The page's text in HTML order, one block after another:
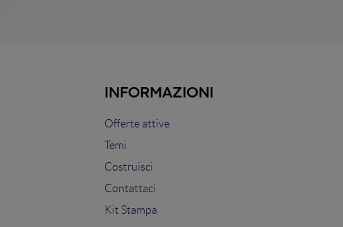
INFORMAZIONI
Offerte attive
Temi
Costruisci
Contattaci
Kit Stampa